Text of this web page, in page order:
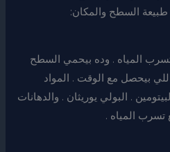
السطح والمكان:
تسرب المياه . وده بيحمي السطح
بيحصل مع الوقت . المواد
. البولي يوريثان . والدهانات
تسرب المياه .